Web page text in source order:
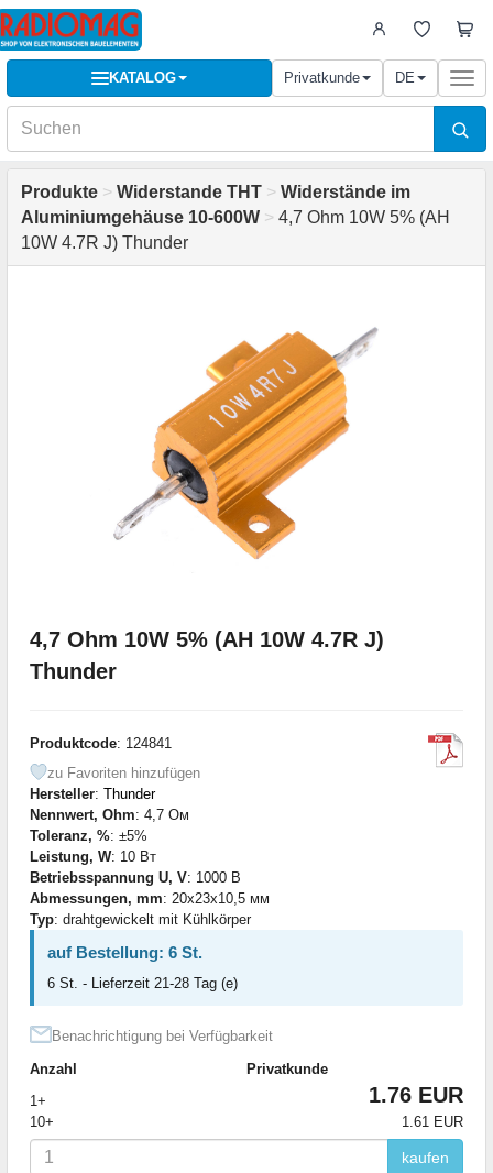
KATALOG Privatkunde DE
Produkte > Widerstande THT > Widerstände im
Aluminiumgehäuse 10-600W > 4,7 Ohm 10W 5% (AH
10W 4.7R J) Thunder
4,7 Ohm 10W 5% (AH 10W 4.7R J)
Thunder
Produktcode: 124841
zu Favoriten hinzufügen
Hersteller: Thunder
Nennwert, Ohm: 4,7 Ом
Toleranz, %: ±5%
Leistung, W: 10 Вт
Betriebsspannung U, V: 1000 В
Abmessungen, mm: 20x23x10,5 мм
Typ: drahtgewickelt mit Kühlkörper
auf Bestellung: 6 St.
6 St. - Lieferzeit 21-28 Tag (e)
Benachrichtigung bei Verfügbarkeit
Anzahl
Privatkunde
1+
1.76 EUR
10+ 1.61 EUR
kaufen